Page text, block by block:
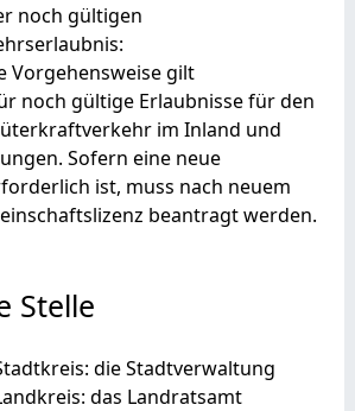
noch gültigen
Vorgehensweise gilt
noch gültige Erlaubnisse für den
im Inland und
Sofern eine neue
ist, muss nach neuem
beantragt werden.
Stelle
die Stadtverwaltung
das Landratsamt